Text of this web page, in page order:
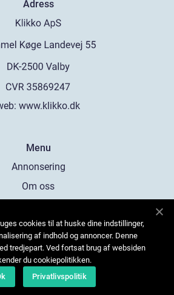
Adress
www.klikko.dk
Menu
Annonsering
Om oss
Kontakta oss
Sitemap
cookies til at huske dine indstillinger,
af indhold og annoncer. Denne
tredjepart. Ved fortsat brug af websiden
du cookiepolitikken.
Privatlivspolitik